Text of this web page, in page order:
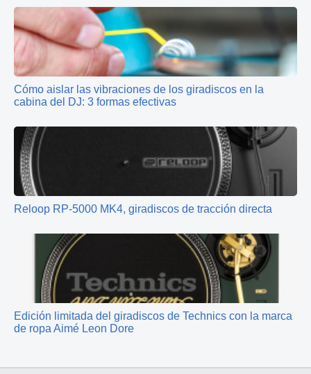
Cómo aislar las vibraciones de los giradiscos en la
cabina del DJ: 3 formas efectivas
Reloop RP-5000 MK4, giradiscos de tracción directa
Edición limitada del giradiscos de Technics con la marca
de ropa Aimé Leon Dore